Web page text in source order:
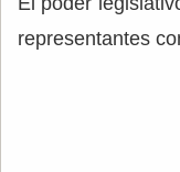
representantes